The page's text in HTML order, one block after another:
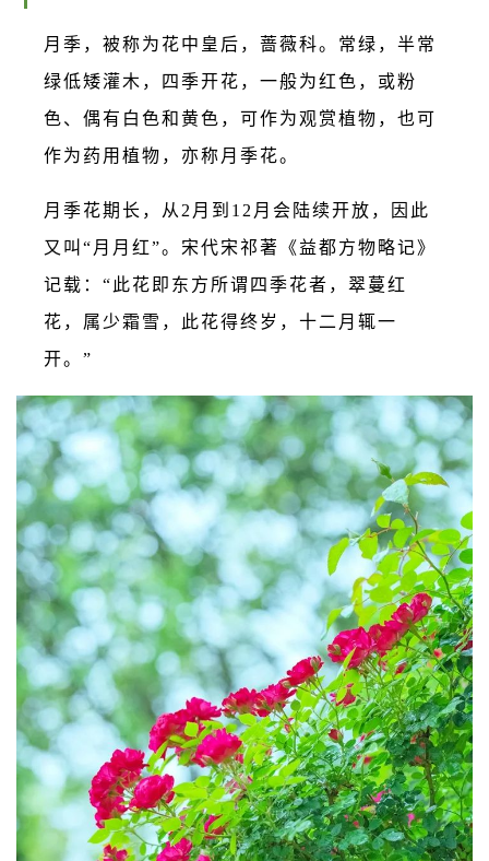
月季，被称为花中皇后，蔷薇科。常绿，半常
绿低矮灌木，四季开花，一般为红色，或粉
色、偶有白色和黄色，可作为观赏植物，也可
作为药用植物，亦称月季花。
月季花期长，从2月到12月会陆续开放，因此
又叫“月月红”。宋代宋祁著《益都方物略记》
记载：“此花即东方所谓四季花者，翠蔓红
花，属少霜雪，此花得终岁，十二月辄一
开。”